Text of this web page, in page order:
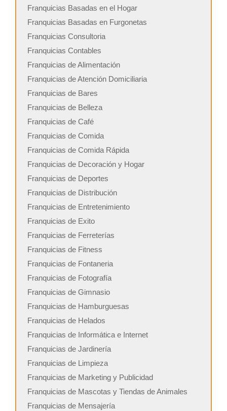
Franquicias Basadas en el Hogar
Franquicias Basadas en Furgonetas
Franquicias Consultoria
Franquicias Contables
Franquicias de Alimentación
Franquicias de Atención Domiciliaria
Franquicias de Bares
Franquicias de Belleza
Franquicias de Café
Franquicias de Comida
Franquicias de Comida Rápida
Franquicias de Decoración y Hogar
Franquicias de Deportes
Franquicias de Distribución
Franquicias de Entretenimiento
Franquicias de Exito
Franquicias de Ferreterías
Franquicias de Fitness
Franquicias de Fontaneria
Franquicias de Fotografía
Franquicias de Gimnasio
Franquicias de Hamburguesas
Franquicias de Helados
Franquicias de Informática e Internet
Franquicias de Jardinería
Franquicias de Limpieza
Franquicias de Marketing y Publicidad
Franquicias de Mascotas y Tiendas de Animales
Franquicias de Mensajería